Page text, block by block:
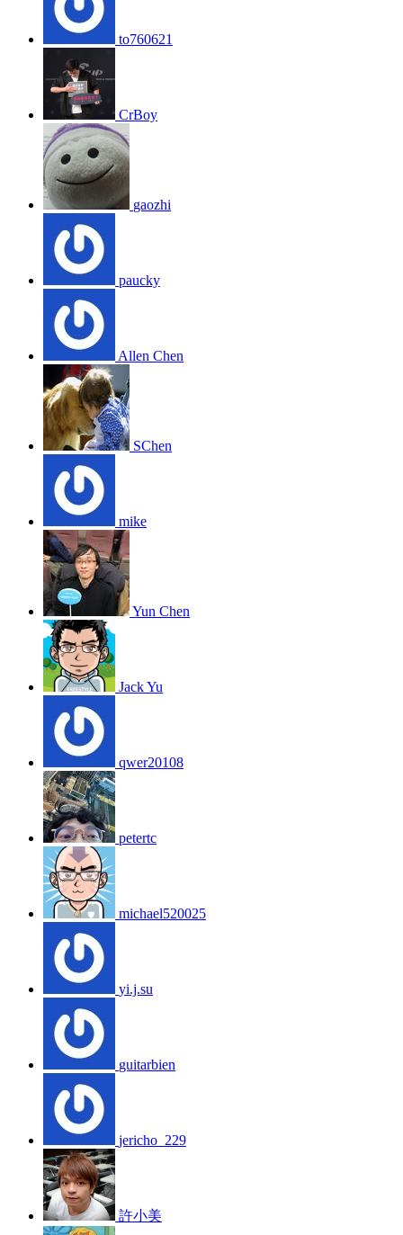
to760621
CrBoy
gaozhi
paucky
Allen Chen
SChen
mike
Yun Chen
Jack Yu
qwer20108
petertc
michael520025
yi.j.su
guitarbien
jericho_229
許小美